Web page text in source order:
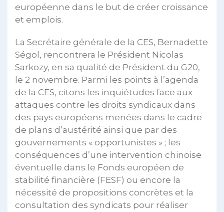
européenne dans le but de créer croissance
et emplois.
La Secrétaire générale de la CES, Bernadette
Ségol, rencontrera le Président Nicolas
Sarkozy, en sa qualité de Président du G20,
le 2 novembre. Parmi les points à l’agenda
de la CES, citons les inquiétudes face aux
attaques contre les droits syndicaux dans
des pays européens menées dans le cadre
de plans d’austérité ainsi que par des
gouvernements « opportunistes » ; les
conséquences d’une intervention chinoise
éventuelle dans le Fonds européen de
stabilité financière (FESF) ou encore la
nécessité de propositions concrètes et la
consultation des syndicats pour réaliser